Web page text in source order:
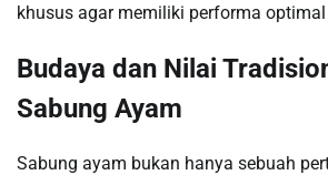
khusus agar memiliki performa
Budaya dan Nilai
Sabung Ayam
Sabung ayam bukan hanya sebuah